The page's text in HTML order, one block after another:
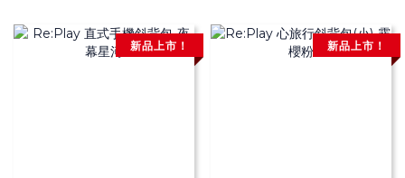
新品上市！ 新品上市！